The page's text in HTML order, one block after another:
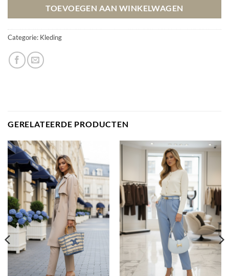
TOEVOEGEN AAN WINKELWAGEN
Categorie: Kleding
GERELATEERDE PRODUCTEN